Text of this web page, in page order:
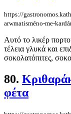
https://
arwmatisméno-me-
Αυτό το λικέρ
τέλεια γλυκά και
σοκολατόπιτες,
80.
φέτα